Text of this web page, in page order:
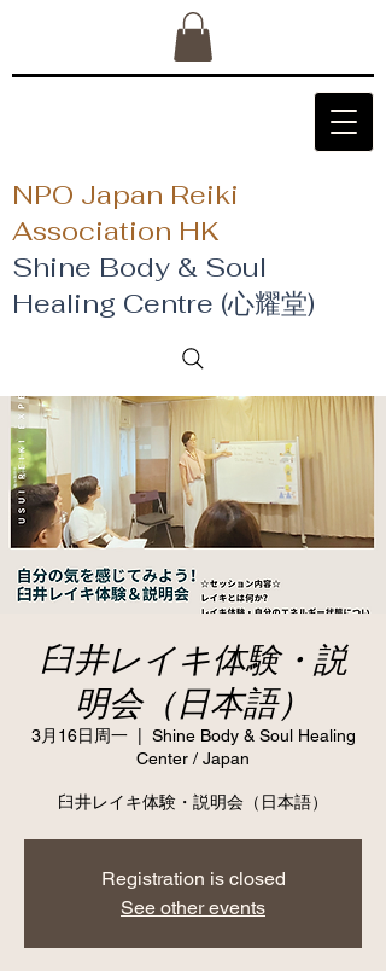
NPO Japan Reiki
Association HK
Shine Body & Soul
Healing Centre (心耀堂)
臼井レイキ体験・説
明会（日本語）
3月16日周一
  |
Shine Body & Soul Healing
Center / Japan
臼井レイキ体験・説明会（日本語）
Registration is closed
See other events